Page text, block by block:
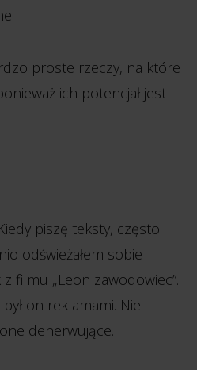
proste rzeczy, na które
ich potencjał jest
piszę teksty, często
odświeżałem sobie
filmu „Leon zawodowiec”.
on reklamami. Nie
denerwujące.